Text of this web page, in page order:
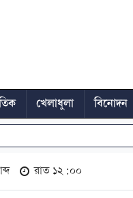
খেলাধুলা বিনোদন
রাত ১২:০০